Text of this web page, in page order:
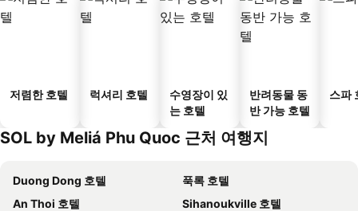
저렴한 호텔 럭셔리 호텔
수영장이 있
는 호텔
반려동물 동
반 가능 호텔
스파
SOL by Meliá Phu Quoc 근처 여행지
Duong Dong 호텔
푹록 호텔
An Thoi 호텔
Sihanoukville 호텔